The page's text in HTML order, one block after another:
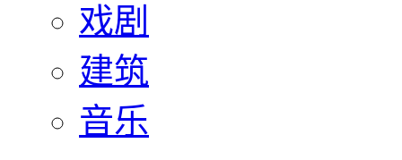
戏剧
建筑
音乐